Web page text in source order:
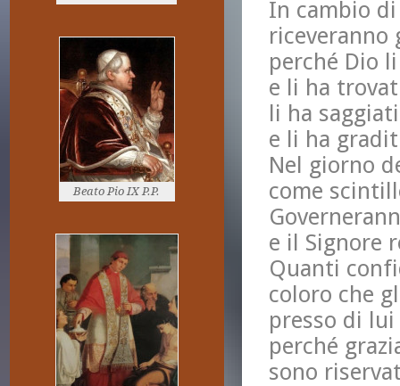
Beato Pio IX P.P.
In cambio
riceveranno
perché Dio
e li ha
li ha
e li ha
Nel giorno
come
e il Signore
Quanti
coloro che
presso di
perché
sono